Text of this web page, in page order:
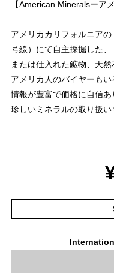
【American Mineralsーア
アメリカカリフォルニア
号線）にて自主採掘した、
または仕入れた鉱物、天
アメリカ人のバイヤーもい
情報が豊富で価格に自信あ
珍しいミネラルの取り扱い